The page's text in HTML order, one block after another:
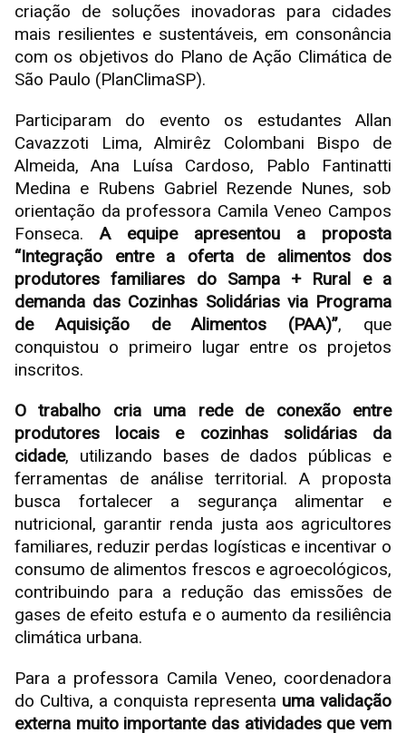
criação de soluções inovadoras para cidades
mais resilientes e sustentáveis, em consonância
com os objetivos do Plano de Ação Climática de
São Paulo (PlanClimaSP).
Participaram do evento os estudantes Allan
Cavazzoti Lima, Almirêz Colombani Bispo de
Almeida, Ana Luísa Cardoso, Pablo Fantinatti
Medina e Rubens Gabriel Rezende Nunes, sob
orientação da professora Camila Veneo Campos
Fonseca. A equipe apresentou a proposta
“Integração entre a oferta de alimentos dos
produtores familiares do Sampa + Rural e a
demanda das Cozinhas Solidárias via Programa
de Aquisição de Alimentos (PAA)”, que
conquistou o primeiro lugar entre os projetos
inscritos.
O trabalho cria uma rede de conexão entre
produtores locais e cozinhas solidárias da
cidade, utilizando bases de dados públicas e
ferramentas de análise territorial. A proposta
busca fortalecer a segurança alimentar e
nutricional, garantir renda justa aos agricultores
familiares, reduzir perdas logísticas e incentivar o
consumo de alimentos frescos e agroecológicos,
contribuindo para a redução das emissões de
gases de efeito estufa e o aumento da resiliência
climática urbana.
Para a professora Camila Veneo, coordenadora
do Cultiva, a conquista representa uma validação
externa muito importante das atividades que vem